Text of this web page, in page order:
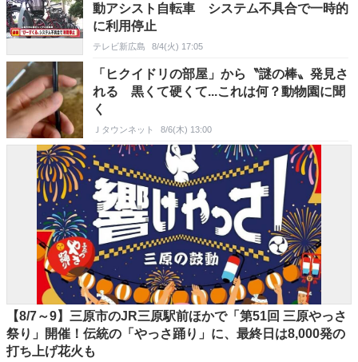
動アシスト自転車 システム不具合で一時的
に利用停止
テレビ新広島 8/4(火) 17:05
「ヒクイドリの部屋」から〝謎の棒〟発見さ
れる 黒くて硬くて...これは何？動物園に聞
く
Ｊタウンネット 8/6(木) 13:00
【8/7～9】三原市のJR三原駅前ほかで「第51回 三原やっさ
祭り」開催！伝統の「やっさ踊り」に、最終日は8,000発の
打ち上げ花火も